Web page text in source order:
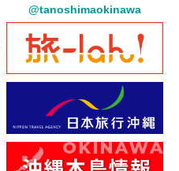
@tanoshimaokinawa